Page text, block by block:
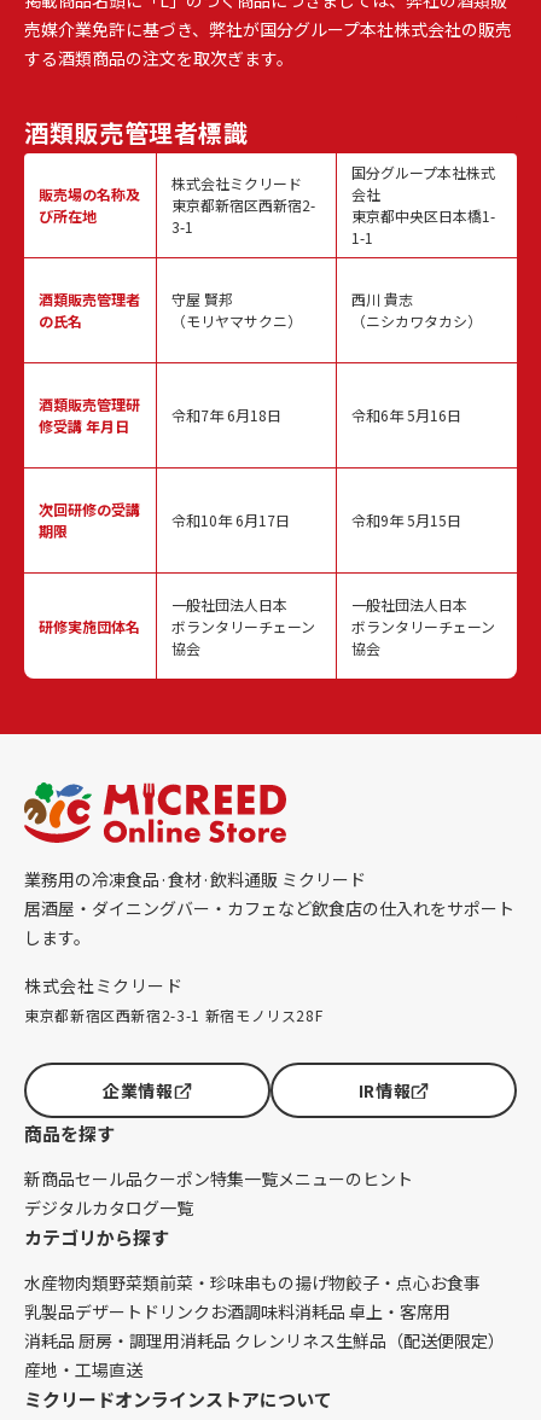
売媒介業免許に基づき、弊社が国分グループ本社株式会社の販売
する酒類商品の注文を取次ぎます。
酒類販売管理者標識
販売場の名称及
び所在地
酒類販売管理者
の氏名
酒類販売管理研
修受講 年月日
次回研修の受講
期限
研修実施団体名
株式会社ミクリード
東京都新宿区西新宿2-
3-1
守屋 賢邦
（モリヤマサクニ）
令和7年 6月18日
令和10年 6月17日
一般社団法人日本
ボランタリーチェーン
協会
国分グループ本社株式
会社
東京都中央区日本橋1-
1-1
西川 貴志
（ニシカワタカシ）
令和6年 5月16日
令和9年 5月15日
一般社団法人日本
ボランタリーチェーン
協会
業務用の冷凍食品·食材·飲料通販 ミクリード
居酒屋・ダイニングバー・カフェなど飲食店の仕入れをサポート
します。
株式会社ミクリード
東京都新宿区西新宿2-3-1 新宿モノリス28F
企業情報 IR情報
商品を探す
新商品セール品クーポン特集一覧メニューのヒント
デジタルカタログ一覧
カテゴリから探す
水産物肉類野菜類前菜・珍味串もの揚げ物餃子・点心お食事
乳製品デザート ドリンク お酒調味料消耗品 卓上・客席用
消耗品 厨房・調理用消耗品 クレンリネス生鮮品（配送便限定）
産地・工場直送
ミクリードオンラインストアについて